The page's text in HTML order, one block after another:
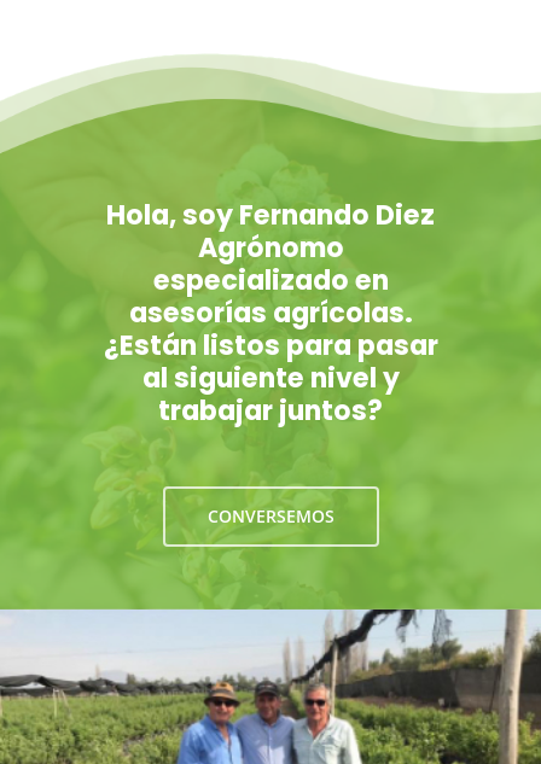
Hola, soy Fernando Diez
Agrónomo
especializado en
asesorías agrícolas.
¿Están listos para pasar
al siguiente nivel y
trabajar juntos?
CONVERSEMOS